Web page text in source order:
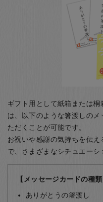
ギフト用として紙箱または
は、以下のような箸渡しの
ただくことが可能です。
お祝いや感謝の気持ちを伝
で、さまざまなシチュエーシ
【メッセージカードの種類
ありがとうの箸渡し